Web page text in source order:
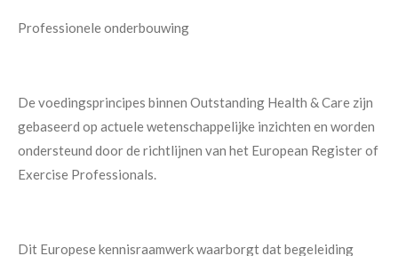
Professionele onderbouwing
De voedingsprincipes binnen Outstanding Health & Care zijn
gebaseerd op actuele wetenschappelijke inzichten en worden
ondersteund door de richtlijnen van het European Register of
Exercise Professionals.
Dit Europese kennisraamwerk waarborgt dat begeleiding